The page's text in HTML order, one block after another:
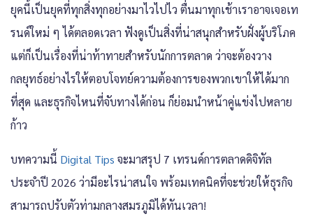
ยุคนี้เป็นยุคที่ทุกสิ่งทุกอย่างมาไวไปไว ตื่นมาทุกเช้าเราอาจเจอเท
รนด์ใหม่ ๆ ได้ตลอดเวลา ฟังดูเป็นสิ่งที่น่าสนุกสำหรับฝั่งผู้บริโภค
แต่ก็เป็นเรื่องที่น่าท้าทายสำหรับนักการตลาด ว่าจะต้องวาง
กลยุทธ์อย่างไรให้ตอบโจทย์ความต้องการของพวกเขาให้ได้มาก
ที่สุด และธุรกิจไหนที่จับทางได้ก่อน ก็ย่อมนำหน้าคู่แข่งไปหลาย
ก้าว
บทความนี้ Digital Tips จะมาสรุป 7 เทรนด์การตลาดดิจิทัล
ประจำปี 2026 ว่ามีอะไรน่าสนใจ พร้อมเทคนิคที่จะช่วยให้ธุรกิจ
สามารถปรับตัวท่ามกลางสมรภูมิได้ทันเวลา!